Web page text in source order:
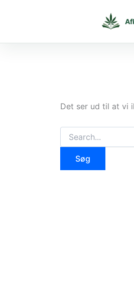
Det ser ud til at vi
Søg
efter: